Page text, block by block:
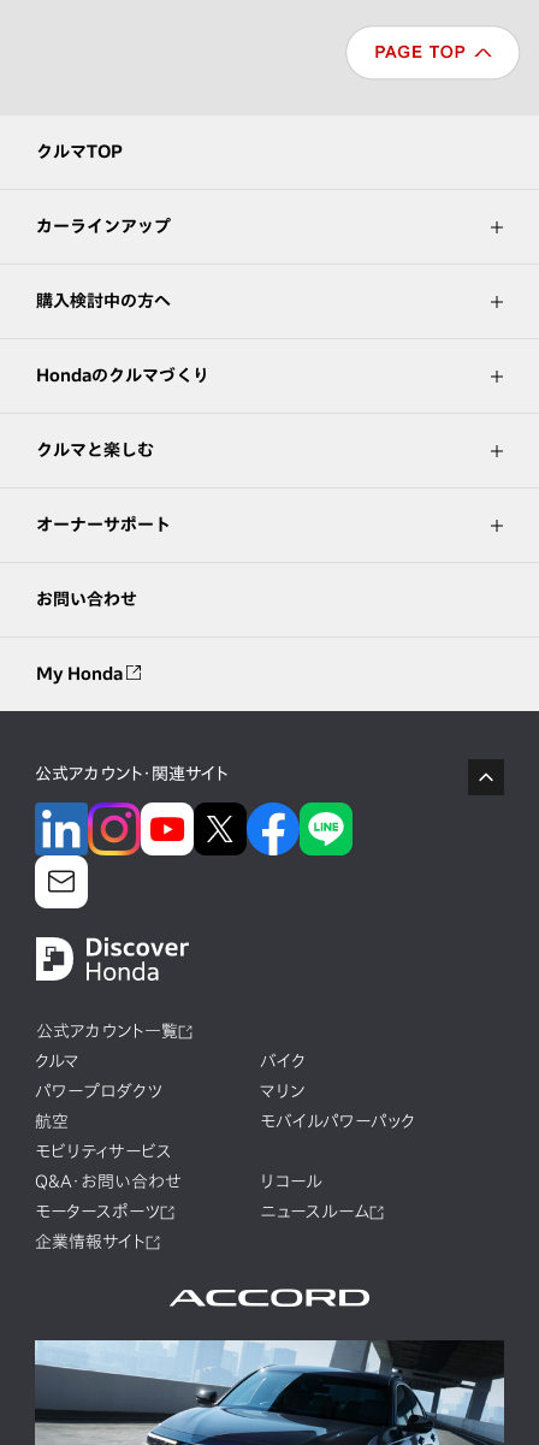
クルマTOP
カーラインアップ
購入検討中の方へ
Hondaのクルマづくり
クルマと楽しむ
オーナーサポート
お問い合わせ
My Honda
公式アカウント・関連サイト
公式アカウント一覧
クルマ
バイク
パワープロダクツ
マリン
航空
モバイルパワーパック
モビリティサービス
Q&A・お問い合わせ
リコール
モータースポーツ
ニュースルーム
企業情報サイト